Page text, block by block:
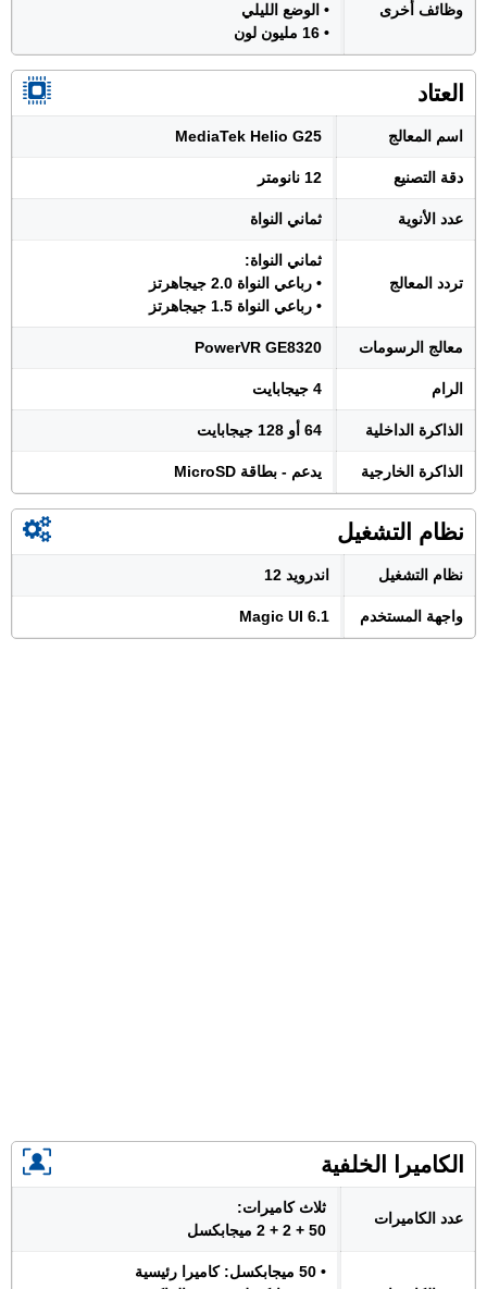
وظائف أخرى
• الوضع الليلي
• 16 مليون لون
العتاد
اسم المعالج MediaTek Helio G25
دقة التصنيع 12 نانومتر
عدد الأنوية ثماني النواة
تردد المعالج
ثماني النواة:
• رباعي النواة 2.0 جيجاهرتز
• رباعي النواة 1.5 جيجاهرتز
معالج الرسومات PowerVR GE8320
الرام 4 جيجابايت
الذاكرة الداخلية 64 أو 128 جيجابايت
الذاكرة الخارجية يدعم - بطاقة MicroSD
نظام التشغيل
نظام التشغيل اندرويد 12
واجهة المستخدم Magic UI 6.1
الكاميرا الخلفية
عدد الكاميرات
ثلاث كاميرات:
50 + 2 + 2 ميجابكسل
• 50 ميجابكسل: كاميرا رئيسية